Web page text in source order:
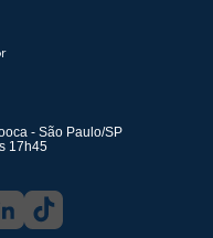
- São Paulo/SP
17h45